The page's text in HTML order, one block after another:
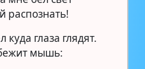
распознать!
глаза глядят.
мышь: